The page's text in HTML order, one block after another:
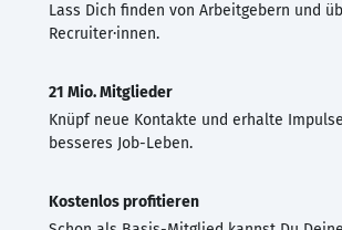
Lass Dich finden von Arbeitgebern und
Recruiter·innen.
21 Mio. Mitglieder
Knüpf neue Kontakte und erhalte
besseres Job-Leben.
Kostenlos profitieren